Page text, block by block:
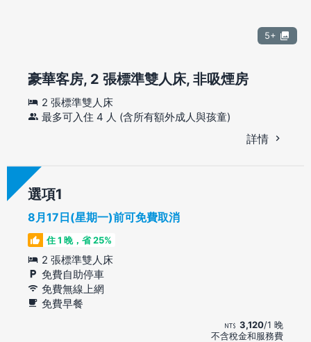
5+
豪華客房, 2 張標準雙人床, 非吸煙房
2 張標準雙人床
最多可入住 4 人 (含所有額外成人與孩童)
詳情
選項
8月17日(星期一)前可免費取消
住 1 晚，省 25%
2 張標準雙人床
免費自助停車
免費無線上網
免費早餐
3,120/1 晚
不含稅金和服務費